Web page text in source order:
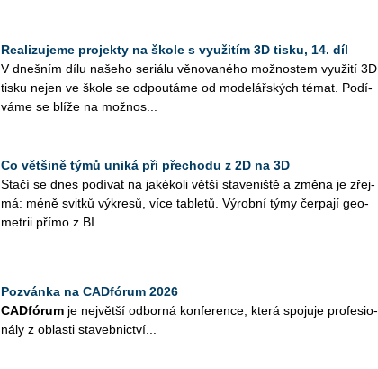
Realizujeme projekty na škole s využitím 3D tisku, 14. díl
V dneš­ním dílu na­še­ho se­ri­á­lu vě­no­va­né­ho mož­nos­tem vy­u­ži­tí 3D
tisku nejen ve škole se od­pou­tá­me od mo­de­lář­ských témat. Po­dí­
vá­me se blíže na mož­nos­...
Co většině týmů uniká při přechodu z 2D na 3D
Stačí se dnes po­dí­vat na ja­ké­ko­li větší sta­ve­niš­tě a změna je zřej­
má: méně svit­ků vý­kre­sů, více table­tů. Vý­rob­ní týmy čer­pa­jí ge­o­
me­t­rii přímo z BI...
Pozvánka na CADfórum 2026
CAD­fó­rum je nej­vět­ší od­bor­ná kon­fe­ren­ce, která spo­ju­je pro­fe­si­o­
ná­ly z ob­las­ti sta­veb­nic­tví...